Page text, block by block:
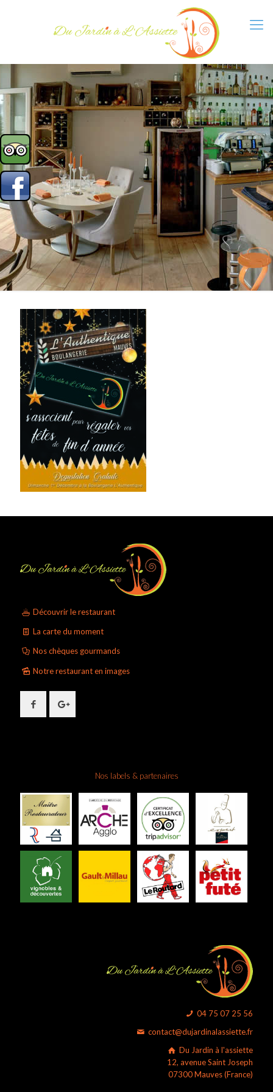
Découvrir le restaurant
La carte du moment
Nos chèques gourmands
Notre restaurant en images
Nos labels & partenaires
04 75 07 25 56
contact@dujardinalassiette.fr
Du Jardin à l'assiette
12, avenue Saint Joseph
07300 Mauves (France)